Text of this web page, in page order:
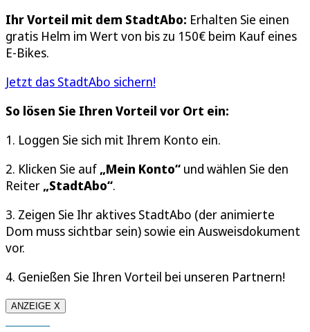
Ihr Vorteil mit dem StadtAbo: Erhalten Sie einen
gratis Helm im Wert von bis zu 150€ beim Kauf eines
E-Bikes.
Jetzt das StadtAbo sichern!
So lösen Sie Ihren Vorteil vor Ort ein:
1. Loggen Sie sich mit Ihrem Konto ein.
2. Klicken Sie auf „Mein Konto“ und wählen Sie den
Reiter „StadtAbo“.
3. Zeigen Sie Ihr aktives StadtAbo (der animierte
Dom muss sichtbar sein) sowie ein Ausweisdokument
vor.
4. Genießen Sie Ihren Vorteil bei unseren Partnern!
ANZEIGE X